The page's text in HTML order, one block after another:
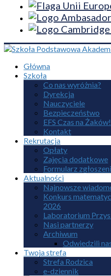
Główna
Szkoła
Co nas wyróżnia?
Dyrekcja
Nauczyciele
Bezpieczeństwo
EFS Czas na Żaków!
Kontakt
Rekrutacja
Opłaty
Zajęcia dodatkowe
Formularz
Aktualności
Najnowsze
Konkurs
2026
Laboratorium
Nasi partnerzy
Archiwum
Odwiedzili
Twoja strefa
Strefa Rodzica
e-dziennik